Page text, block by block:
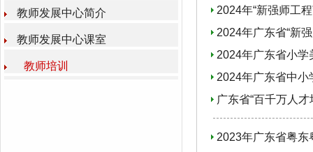
教师发展中心简介
教师发展中心课室
教师培训
2024年“新强师工
2024年广东省“新
2024年广东省小学
2024年广东省中小
广东省“百千万人
2023年广东省粤东